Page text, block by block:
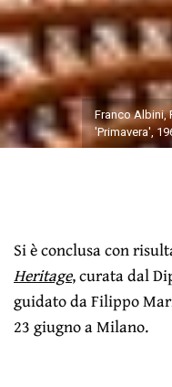
Franco Albini,
'Primavera',
Si è conclusa con
Heritage, curata dal
guidato da Filippo
23 giugno a Milano.